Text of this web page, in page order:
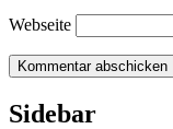
Webseite
Sidebar